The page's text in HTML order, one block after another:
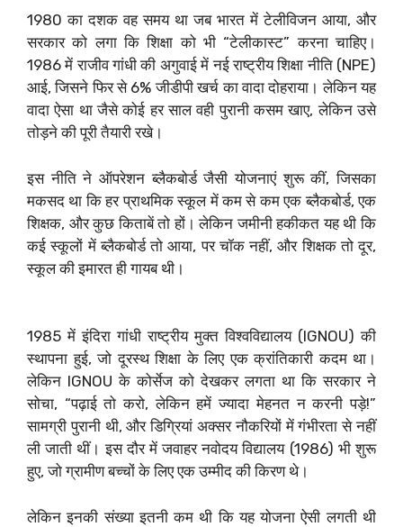
1980 का दशक वह समय था जब भारत में टेलीविजन आया, और
सरकार को लगा कि शिक्षा को भी “टेलीकास्ट” करना चाहिए।
1986 में राजीव गांधी की अगुवाई में नई राष्ट्रीय शिक्षा नीति (NPE)
आई, जिसने फिर से 6% जीडीपी खर्च का वादा दोहराया। लेकिन यह
वादा ऐसा था जैसे कोई हर साल वही पुरानी कसम खाए, लेकिन उसे
तोड़ने की पूरी तैयारी रखे।
इस नीति ने ऑपरेशन ब्लैकबोर्ड जैसी योजनाएं शुरू कीं, जिसका
मकसद था कि हर प्राथमिक स्कूल में कम से कम एक ब्लैकबोर्ड, एक
शिक्षक, और कुछ किताबें तो हों। लेकिन जमीनी हकीकत यह थी कि
कई स्कूलों में ब्लैकबोर्ड तो आया, पर चॉक नहीं, और शिक्षक तो दूर,
स्कूल की इमारत ही गायब थी।
1985 में इंदिरा गांधी राष्ट्रीय मुक्त विश्वविद्यालय (IGNOU) की
स्थापना हुई, जो दूरस्थ शिक्षा के लिए एक क्रांतिकारी कदम था।
लेकिन IGNOU के कोर्सेज को देखकर लगता था कि सरकार ने
सोचा, “पढ़ाई तो करो, लेकिन हमें ज्यादा मेहनत न करनी पड़े!”
सामग्री पुरानी थी, और डिग्रियां अक्सर नौकरियों में गंभीरता से नहीं
ली जाती थीं। इस दौर में जवाहर नवोदय विद्यालय (1986) भी शुरू
हुए, जो ग्रामीण बच्चों के लिए एक उम्मीद की किरण थे।
लेकिन इनकी संख्या इतनी कम थी कि यह योजना ऐसी लगती थी